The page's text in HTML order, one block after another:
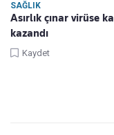
SAĞLIK
Asırlık çınar virüse
kazandı
Kaydet